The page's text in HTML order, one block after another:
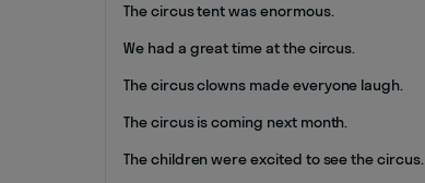
The circus tent was enormous.
We had a great time at the circus.
The circus clowns made everyone laugh.
The circus is coming next month.
The children were excited to see the circus.